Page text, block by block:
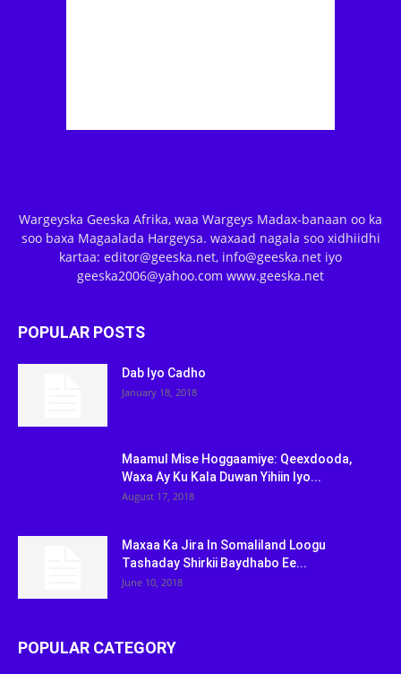
Wargeyska Geeska Afrika, waa Wargeys Madax-banaan oo ka
soo baxa Magaalada Hargeysa. waxaad nagala soo xidhiidhi
kartaa: editor@geeska.net, info@geeska.net iyo
geeska2006@yahoo.com www.geeska.net
POPULAR POSTS
Dab Iyo Cadho
January 18, 2018
Maamul Mise Hoggaamiye: Qeexdooda,
Waxa Ay Ku Kala Duwan Yihiin Iyo...
August 17, 2018
Maxaa Ka Jira In Somaliland Loogu
Tashaday Shirkii Baydhabo Ee...
June 10, 2018
POPULAR CATEGORY